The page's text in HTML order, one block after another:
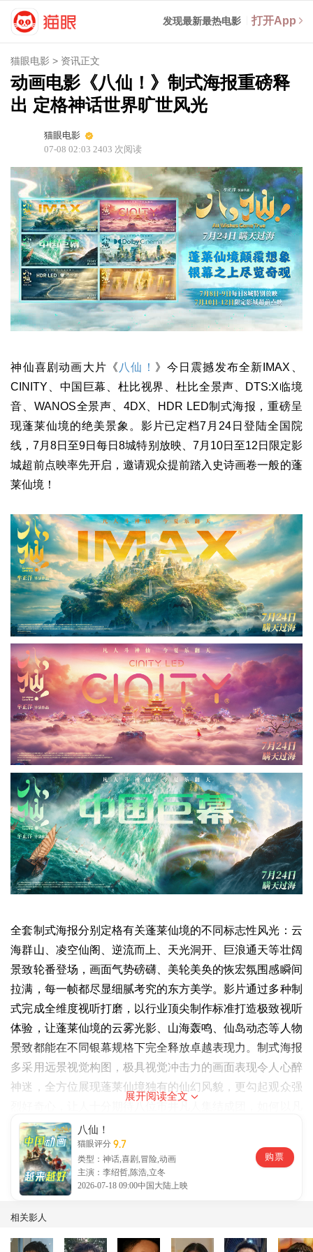
发现最新最热电影 打开App
猫眼电影 > 资讯正文
动画电影《八仙！》制式海报重磅释
出 定格神话世界旷世风光
猫眼电影
07-08 02:03 2403 次阅读
神仙喜剧动画大片《 八仙！ 》今日震撼发布全新IMAX、
CINITY、中国巨幕、杜比视界、杜比全景声、DTS:X临境
音、WANOS全景声、4DX、HDR LED制式海报，重磅呈
现蓬莱仙境的绝美景象。影片已定档7月24日登陆全国院
线，7月8日至9日每日8城特别放映、7月10日至12日限定影
城超前点映率先开启，邀请观众提前踏入史诗画卷一般的蓬
莱仙境！
全套制式海报分别定格有关蓬莱仙境的不同标志性风光：云
海群山、凌空仙阁、逆流而上、天光洞开、巨浪通天等壮阔
景致轮番登场，画面气势磅礴、美轮美奂的恢宏氛围感瞬间
拉满，每一帧都尽显细腻考究的东方美学。影片通过多种制
式完成全维度视听打磨，以行业顶尖制作标准打造极致视听
体验，让蓬莱仙境的云雾光影、山海轰鸣、仙岛动态等人物
景致都能在不同银幕规格下完全释放卓越表现力。制式海报
多采用远景视觉构图，极具视觉冲击力的画面表现令人心醉
神迷，全方位展现蓬莱仙境独有的仙幻风貌，更勾起观众强
人之躯对抗各路仙神，在蓬莱仙境之中又会上演怎样的精彩
故事！
展开阅读全文
八仙！
猫眼评分 9.7
类型：神话,喜剧,冒险,动画
主演：李绍哲,陈浩,立冬
2026-07-18 09:00中国大陆上映
购票
相关影人